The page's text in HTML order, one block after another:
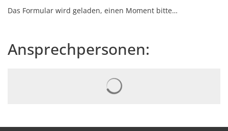
Das Formular wird geladen, einen Moment bitte…
Ansprechpersonen: